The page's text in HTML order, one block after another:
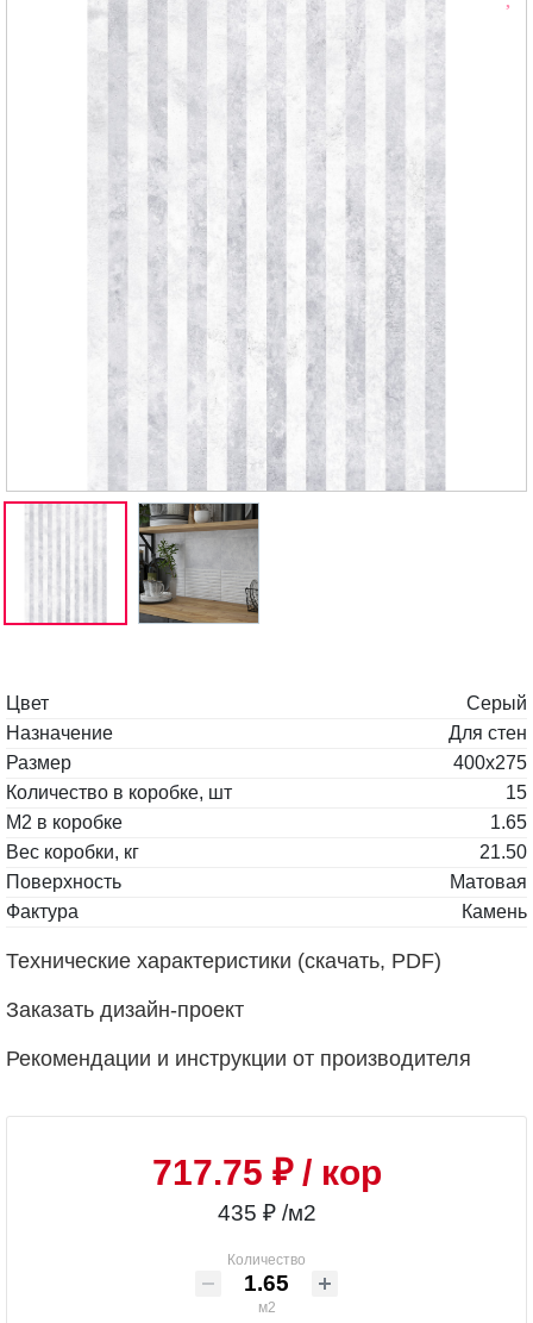
Цвет
Серый
Назначение
Для стен
Размер
400x275
Количество в коробке, шт
15
М2 в коробке
1.65
Вес коробки, кг
21.50
Поверхность
Матовая
Фактура
Камень
Технические характеристики (скачать, PDF)
Заказать дизайн-проект
Рекомендации и инструкции от производителя
717.75 ₽/ кор
435 ₽ /м2
Количество
м2